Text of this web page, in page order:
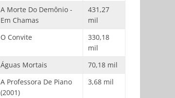
A Morte Do Demônio -
Em Chamas
431,27
mil
O Convite
330,18
mil
Águas Mortais
70,18 mil
A Professora De Piano
(2001)
3,68 mil